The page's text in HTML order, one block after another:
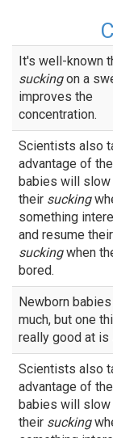
It's well-known
suckingon a
improves the
concentration.
Scientists also
advantage of
babies will slow
their sucking
something
and resume
suckingwhen
bored.
Newborn
much, but one
really good at is
Scientists also
advantage of
babies will slow
their sucking